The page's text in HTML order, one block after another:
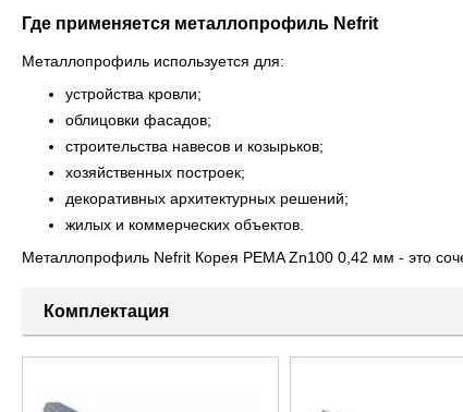
Где применяется металлопрофиль Nefrit
Металлопрофиль используется для:
устройства кровли;
облицовки фасадов;
строительства навесов и козырьков;
хозяйственных построек;
декоративных архитектурных решений;
жилых и коммерческих объектов.
Металлопрофиль Nefrit Корея PEMA Zn100 0,42 мм - это
Комплектация